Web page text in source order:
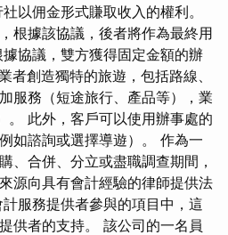
以佣金形式賺取收入的權利。
根據該協議，後者將作為最終用
協議，雙方獲得固定金額的辦
者創造獨特的旅遊，包括路線、
服務（短途旅行、產品等），業
。 此外，客戶可以使用辦事處的
如諮詢或選擇導遊）。 作為一
、合併、分立或盡職調查期間，
源向具有會計經驗的律師提供法
服務提供者參與的項目中，這
供者的支持。 該公司的一名員